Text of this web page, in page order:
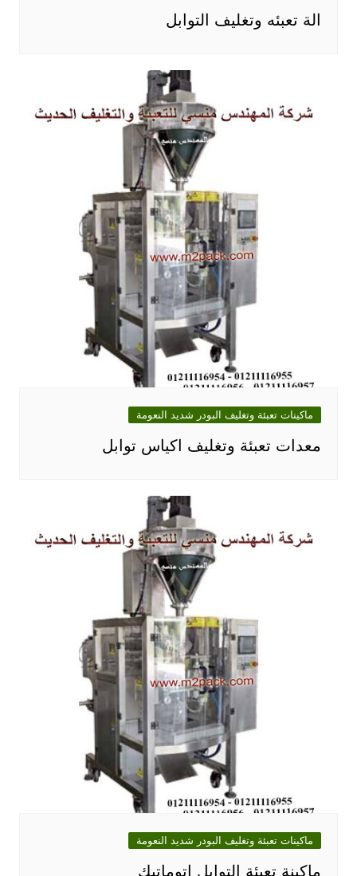
الة تعبئه وتغليف التوابل
ماكينات تعبئة وتغليف البودر شديد النعومة
معدات تعبئة وتغليف اكياس توابل
ماكينات تعبئة وتغليف البودر شديد النعومة
ماكينة تعبئة التوابل اتوماتيك